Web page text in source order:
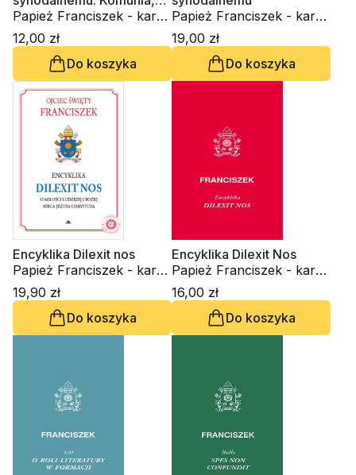
uczestnictwo, misja.
Dokument końcowy
Papież Franciszek - kard.
Jorge Mario Bergoglio
12,00 zł
Do koszyka
Papież Franciszek - kard.
Jorge Mario Bergoglio
19,00 zł
Do koszyka
Encyklika Dilexit nos
Papież Franciszek - kard.
Jorge Mario Bergoglio
19,90 zł
Do koszyka
Encyklika Dilexit Nos
Papież Franciszek - kard.
Jorge Mario Bergoglio
16,00 zł
Do koszyka